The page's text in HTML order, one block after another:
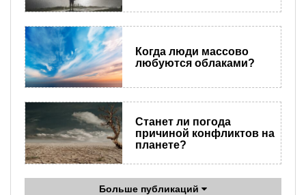
Когда люди массово
любуются облаками?
Станет ли погода
причиной конфликтов на
планете?
Больше публикаций